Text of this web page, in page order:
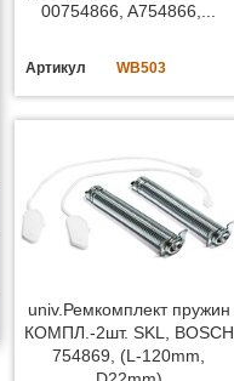
00754866, A754866,...
Артикул WB503
univ.Ремкомплект пружин
КОМПЛ.-2шт. SKL, BOSCH
754869, (L-120mm,